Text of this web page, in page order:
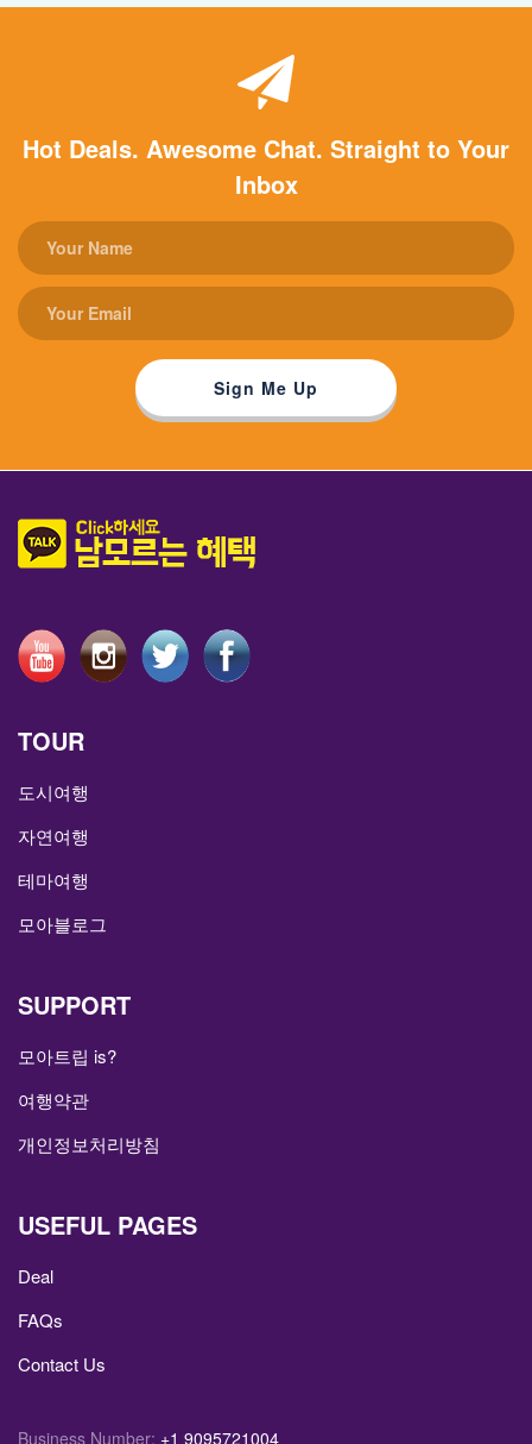
Hot Deals. Awesome Chat. Straight to Your
Inbox
TOUR
도시여행
자연여행
테마여행
모아블로그
SUPPORT
모아트립 is?
여행약관
개인정보처리방침
USEFUL PAGES
Deal
FAQs
Contact Us
Business Number: +1 9095721004